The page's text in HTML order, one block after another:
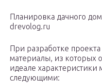
Планировка дачного
drevolog.ru
При разработке
материалы, из которых
идеале
следующими: